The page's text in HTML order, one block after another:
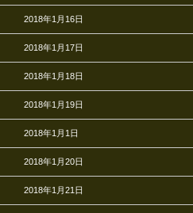
2018年1月16日
2018年1月17日
2018年1月18日
2018年1月19日
2018年1月1日
2018年1月20日
2018年1月21日